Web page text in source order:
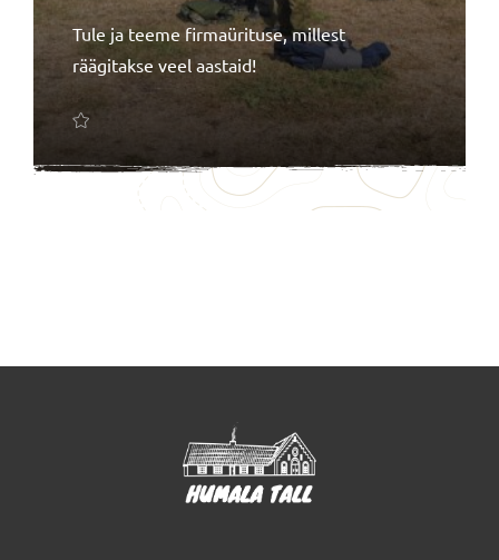
Tule ja teeme firmaürituse, millest
räägitakse veel aastaid!